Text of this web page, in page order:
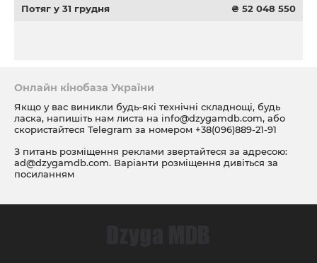
Потяг у 31 грудня ₴ 52 048 550
Онлайн кінобаза України
Якщо у вас виникли будь-які технічні складнощі, будь
ласка, напишіть нам листа на info@dzygamdb.com, або
скористайтеся Telegram за номером +38(096)889-21-91
З питань розміщення реклами звертайтеся за адресою:
ad@dzygamdb.com. Варіанти розміщення дивіться за
посиланням